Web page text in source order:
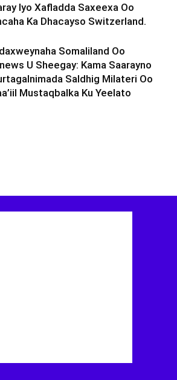
Iyo Xafladda Saxeexa Oo
Ka Dhacayso Switzerland.
Somaliland Oo
U Sheegay: Kama Saarayno
Saldhig Milateri Oo
Mustaqbalka Ku Yeelato